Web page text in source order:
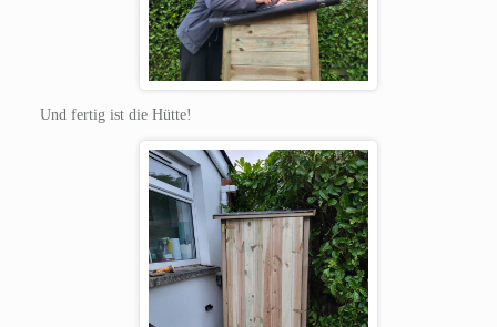
Und fertig ist die Hütte!